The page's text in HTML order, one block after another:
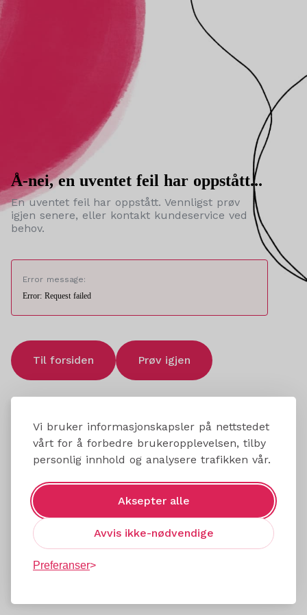
Vi bruker informasjonskapsler på nettstedet
vårt for å forbedre brukeropplevelsen, tilby
personlig innhold og analysere trafikken vår.
Aksepter alle
Avvis ikke-nødvendige
Preferanser
Å-nei, en uventet feil har oppstått...
En uventet feil har oppstått. Vennligst prøv
igjen senere, eller kontakt kundeservice ved
behov.
Error message:
Error: Request failed
Til forsiden Prøv igjen